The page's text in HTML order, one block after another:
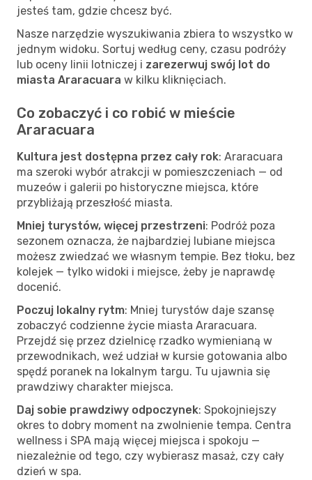
jesteś tam, gdzie chcesz być.
Nasze narzędzie wyszukiwania zbiera to wszystko w
jednym widoku. Sortuj według ceny, czasu podróży
lub oceny linii lotniczej i zarezerwuj swój lot do
miasta Araracuara w kilku kliknięciach.
Co zobaczyć i co robić w mieście
Araracuara
Kultura jest dostępna przez cały rok: Araracuara
ma szeroki wybór atrakcji w pomieszczeniach — od
muzeów i galerii po historyczne miejsca, które
przybliżają przeszłość miasta.
Mniej turystów, więcej przestrzeni: Podróż poza
sezonem oznacza, że najbardziej lubiane miejsca
możesz zwiedzać we własnym tempie. Bez tłoku, bez
kolejek — tylko widoki i miejsce, żeby je naprawdę
docenić.
Poczuj lokalny rytm: Mniej turystów daje szansę
zobaczyć codzienne życie miasta Araracuara.
Przejdź się przez dzielnicę rzadko wymienianą w
przewodnikach, weź udział w kursie gotowania albo
spędź poranek na lokalnym targu. Tu ujawnia się
prawdziwy charakter miejsca.
Daj sobie prawdziwy odpoczynek: Spokojniejszy
okres to dobry moment na zwolnienie tempa. Centra
wellness i SPA mają więcej miejsca i spokoju —
niezależnie od tego, czy wybierasz masaż, czy cały
dzień w spa.